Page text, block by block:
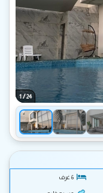
1/24
6 غرف